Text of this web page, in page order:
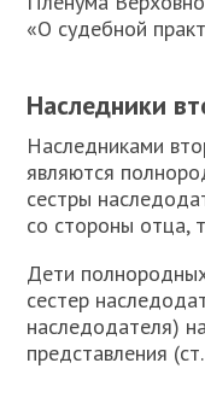
«О судебной
Наследники
Наследниками
являются
сестры
со стороны отца,
Дети
сестер
наследодателя)
представления